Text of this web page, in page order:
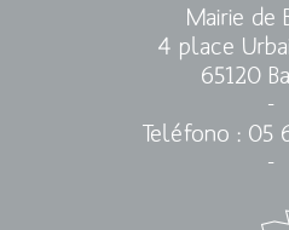
Mairie de
4 place
65120
-
Teléfono : 05
-